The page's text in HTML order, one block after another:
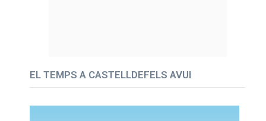
EL TEMPS A CASTELLDEFELS AVUI